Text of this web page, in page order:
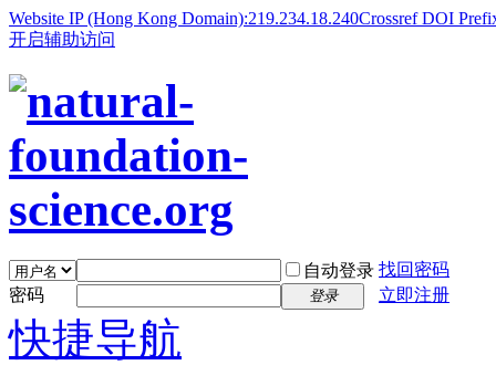
Website IP (Hong Kong Domain):219.234.18.240Crossref DOI
开启辅助访问
自动登录 找回密码
密码
登录 立即注册
快捷导航